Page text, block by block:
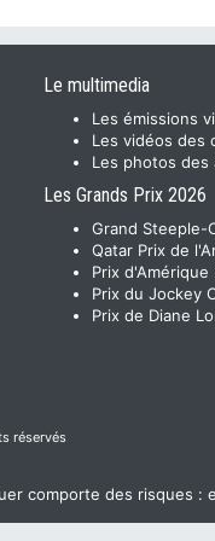
Le multimedia
Les émissions
Les vidéos des
Les photos des
Les Grands Prix 2026
Grand Steeple-
Qatar Prix de
Prix d'Amérique
Prix du Jockey
Prix de Diane
réservés
comporte des risques :